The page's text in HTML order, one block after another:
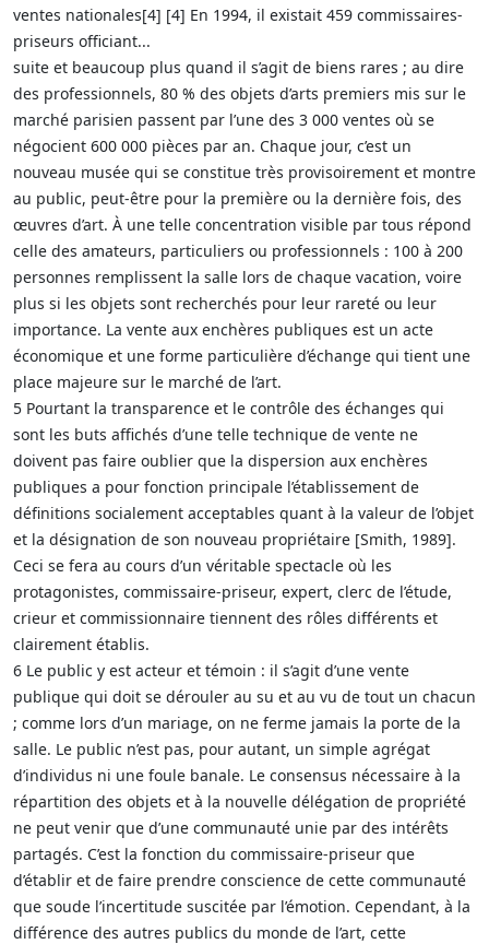
ventes nationales[4] [4] En 1994, il existait 459 commissaires-
priseurs officiant...
suite et beaucoup plus quand il s’agit de biens rares ; au dire
des professionnels, 80 % des objets d’arts premiers mis sur le
marché parisien passent par l’une des 3 000 ventes où se
négocient 600 000 pièces par an. Chaque jour, c’est un
nouveau musée qui se constitue très provisoirement et montre
au public, peut-être pour la première ou la dernière fois, des
œuvres d’art. À une telle concentration visible par tous répond
celle des amateurs, particuliers ou professionnels : 100 à 200
personnes remplissent la salle lors de chaque vacation, voire
plus si les objets sont recherchés pour leur rareté ou leur
importance. La vente aux enchères publiques est un acte
économique et une forme particulière d’échange qui tient une
place majeure sur le marché de l’art.
5 Pourtant la transparence et le contrôle des échanges qui
sont les buts affichés d’une telle technique de vente ne
doivent pas faire oublier que la dispersion aux enchères
publiques a pour fonction principale l’établissement de
définitions socialement acceptables quant à la valeur de l’objet
et la désignation de son nouveau propriétaire [Smith, 1989].
Ceci se fera au cours d’un véritable spectacle où les
protagonistes, commissaire-priseur, expert, clerc de l’étude,
crieur et commissionnaire tiennent des rôles différents et
clairement établis.
6 Le public y est acteur et témoin : il s’agit d’une vente
publique qui doit se dérouler au su et au vu de tout un chacun
; comme lors d’un mariage, on ne ferme jamais la porte de la
salle. Le public n’est pas, pour autant, un simple agrégat
d’individus ni une foule banale. Le consensus nécessaire à la
répartition des objets et à la nouvelle délégation de propriété
ne peut venir que d’une communauté unie par des intérêts
partagés. C’est la fonction du commissaire-priseur que
d’établir et de faire prendre conscience de cette communauté
que soude l’incertitude suscitée par l’émotion. Cependant, à la
différence des autres publics du monde de l’art, cette